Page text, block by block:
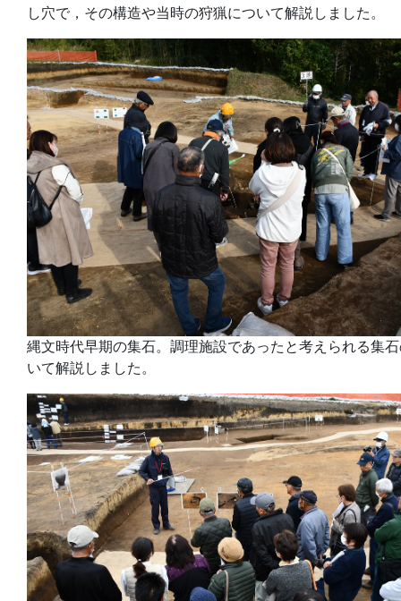
し穴で，その構造や当時の狩猟について解説しました。
縄文時代早期の集石。調理施設であったと考えられる集
いて解説しました。